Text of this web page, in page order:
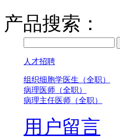
产品搜索：
人才招聘
组织细胞学医生（全职）
病理医师（全职）
病理主任医师（全职）
用户留言